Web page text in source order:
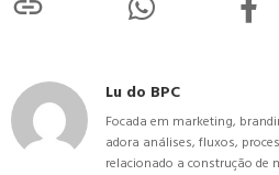
Lu do BPC
Focada em marketing,
adora análises, fluxos,
relacionado a construção de